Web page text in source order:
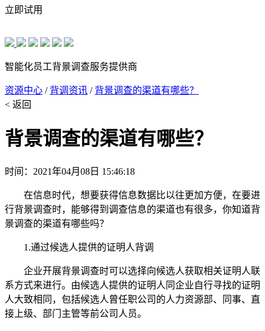
立即试用
智能化员工背景调查服务提供商
资源中心 / 背调资讯 / 背景调查的渠道有哪些？
< 返回
背景调查的渠道有哪些？
时间：2021年04月08日 15:46:18
在信息时代，想要获得信息数据比以往更加方便，在要进
行背景调查时，能够得到调查信息的渠道也有很多，你知道背
景调查的渠道有哪些吗？
1.通过候选人提供的证明人背调
企业开展背景调查时可以选择向候选人获取相关证明人联
系方式来进行。由候选人提供的证明人同企业自行寻找的证明
人大致相同，包括候选人曾任职公司的人力资源部、同事、直
接上级、部门主管等前公司人员。